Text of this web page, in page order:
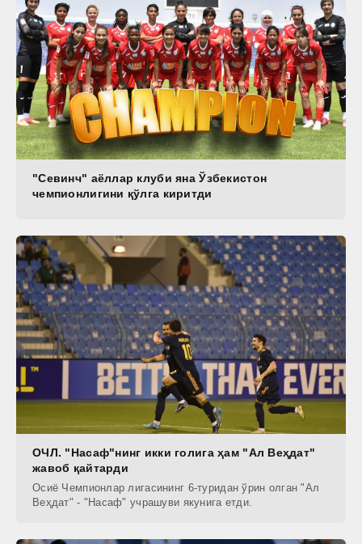
"Севинч" аёллар клуби яна Ўзбекистон
чемпионлигини қўлга киритди
ОЧЛ. "Насаф"нинг икки голига ҳам "Ал Веҳдат"
жавоб қайтарди
Осиё Чемпионлар лигасининг 6-туридан ўрин олган "Ал
Веҳдат" - "Насаф" учрашуви якунига етди.